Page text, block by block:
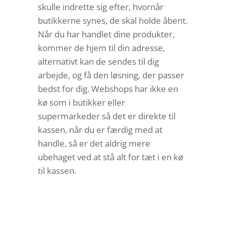
skulle indrette sig efter, hvornår
butikkerne synes, de skal holde åbent.
Når du har handlet dine produkter,
kommer de hjem til din adresse,
alternativt kan de sendes til dig
arbejde, og få den løsning, der passer
bedst for dig. Webshops har ikke en
kø som i butikker eller
supermarkeder så det er direkte til
kassen, når du er færdig med at
handle, så er det aldrig mere
ubehaget ved at stå alt for tæt i en kø
til kassen.